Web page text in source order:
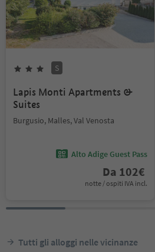
S
Lapis Monti Apartments &
Suites
Burgusio, Malles, Val Venosta
Alto Adige Guest Pass
Da 102€
notte / ospiti IVA incl.
Tutti gli alloggi nelle vicinanze